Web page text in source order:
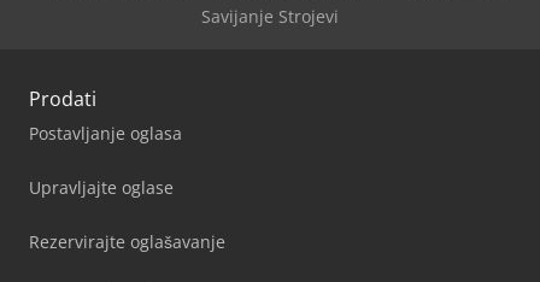
Savijanje Strojevi
Prodati
Postavljanje oglasa
Upravljajte oglase
Rezervirajte oglašavanje